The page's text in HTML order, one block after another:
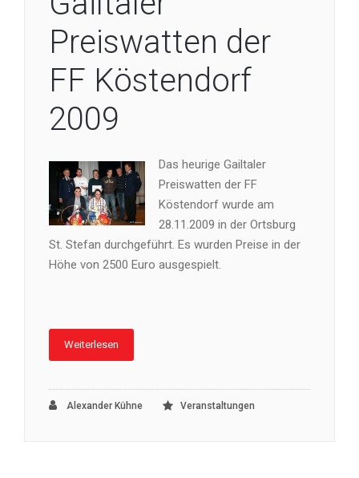
Preiswatten der
FF Köstendorf
2009
Das heurige Gailtaler
Preiswatten der FF
Köstendorf wurde am
28.11.2009 in der Ortsburg
St. Stefan durchgeführt. Es wurden Preise in der
Höhe von 2500 Euro ausgespielt.
Weiterlesen
Alexander Kühne Veranstaltungen